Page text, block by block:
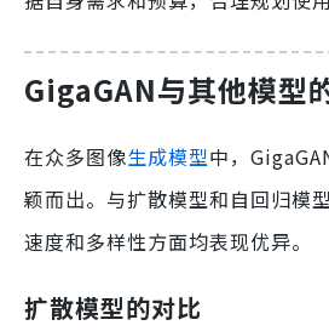
GigaGAN与其他模型
在众多图像生成模型中，
颖而出。与扩散模型和自回归模
速度和多样性方面均表现优异。
扩散模型的对比